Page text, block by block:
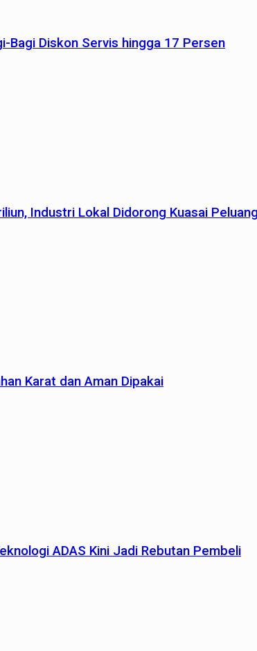
Bagi Diskon Servis hingga 17 Persen
Industri Lokal Didorong Kuasai Peluang
Karat dan Aman Dipakai
ADAS Kini Jadi Rebutan Pembeli